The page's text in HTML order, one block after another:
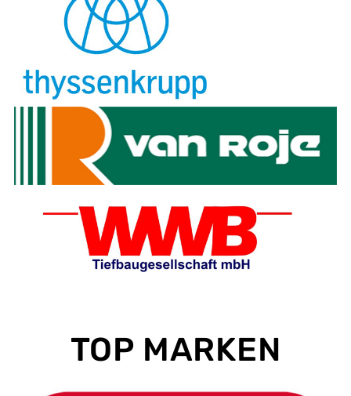
TOP MARKEN